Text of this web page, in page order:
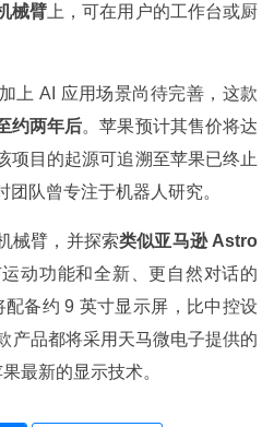
械臂 上，可在用户的工作台或厨
上 AI 应用场景尚待完善，这款
约两年后。苹果预计其售价将达
项目的起源可追溯至苹果已终止
队曾专注于机器人研究。
械臂，并探索类似亚马逊 Astro
动功能和全新、更自然对话的
备约 9 英寸显示屏，比中控设
产品都将采用天马微电子提供的
最新的显示技术。